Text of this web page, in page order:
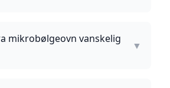
mikrobølgeovn vanskelig
▼